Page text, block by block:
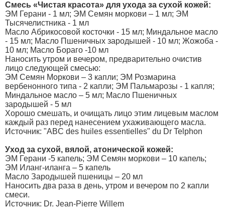
Смесь «Чистая красота» для ухода за сухой кожей:
ЭМ Герани - 1 мл; ЭМ Семян моркови – 1 мл; ЭМ
Тысячелистника - 1 мл
Масло Абрикосовой косточки - 15 мл; Миндальное масло
- 15 мл; Масло Пшеничных зародышей - 10 мл; Жожоба -
10 мл; Масло Бораго -10 мл
Наносить утром и вечером, предварительно очистив
лицо следующей смесью:
ЭМ Семян Моркови – 3 капли; ЭМ Розмарина
вербенонного типа - 2 капли; ЭМ Пальмарозы - 1 капля;
Миндальное масло – 5 мл; Масло Пшеничных
зародышей - 5 мл
Хорошо смешать, и очищать лицо этим лицевым маслом
каждый раз перед нанесением ухаживающего масла.
Источник: "ABC des huiles essentielles" du Dr Telphon
Уход за сухой, вялой, атонической кожей:
ЭМ Герани -5 капель; ЭМ Семян моркови – 10 капель;
ЭМ Иланг-иланга – 5 капель
Масло Зародышей пшеницы – 20 мл
Наносить два раза в день, утром и вечером по 2 капли
смеси.
Источник: Dr. Jean-Pierre Willem